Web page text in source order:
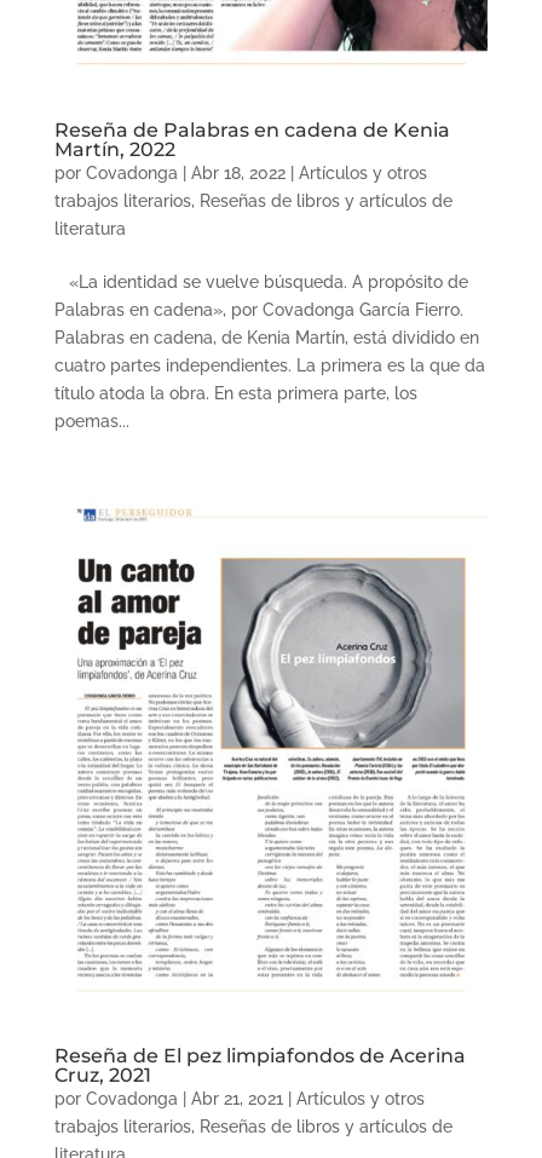
Reseña de Palabras en cadena de Kenia
Martín, 2022
por Covadonga | Abr 18, 2022| Artículos y otros
trabajos literarios, Reseñas de libros y artículos de
literatura
«La identidad se vuelve búsqueda. A propósito de
Palabras en cadena», por Covadonga García Fierro.
Palabras en cadena, de Kenia Martín, está dividido en
cuatro partes independientes. La primera es la que da
título atoda la obra. En esta primera parte, los
poemas...
Reseña de El pez limpiafondos de Acerina
Cruz, 2021
por Covadonga| Abr 21, 2021| Artículos y otros
trabajos literarios, Reseñas de libros y artículos de